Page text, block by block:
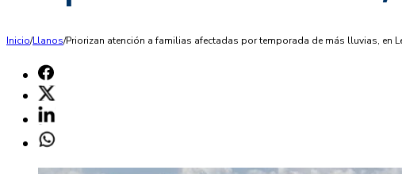
Inicio/Llanos/Priorizan atención a familias afectadas por temporada de más lluvias, en